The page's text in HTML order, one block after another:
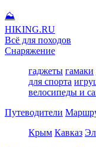
⛰
HIKING.RU
Всё для походов
Снаряжение
гаджеты гамаки
для спорта
велосипеды и
Путеводители
Крым Кавказ